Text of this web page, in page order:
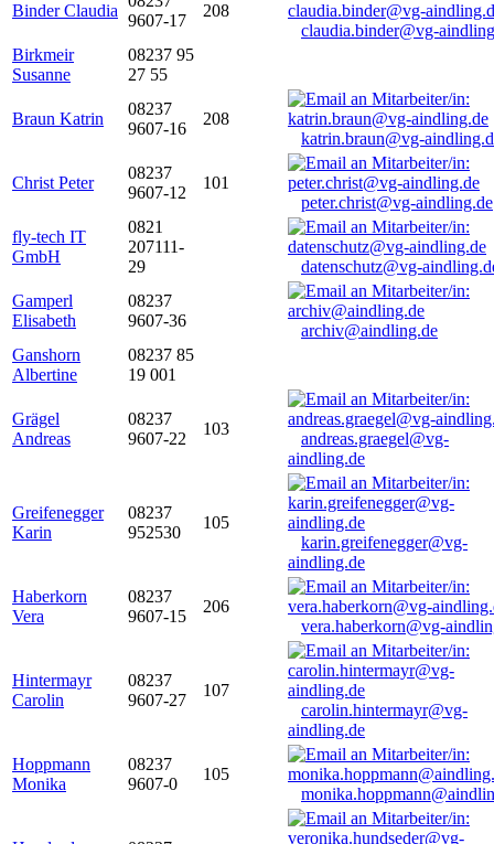
Binder Claudia
9607-17
208
claudia.binder@vg-
Birkmeir
Susanne
08237 95
27 55
Braun Katrin
08237
9607-16
208
katrin.braun@vg-
Christ Peter
08237
9607-12
101
peter.christ@vg-aindling.de
fly-tech IT
GmbH
0821
207111-
29
datenschutz@vg-
Gamperl
Elisabeth
08237
9607-36
archiv@aindling.de
Ganshorn
Albertine
08237 85
19 001
Grägel
Andreas
08237
9607-22
103
andreas.graegel@vg-
aindling.de
Greifenegger
Karin
08237
952530
105
karin.greifenegger@vg-
aindling.de
Haberkorn
Vera
08237
9607-15
206
vera.haberkorn@vg-
Hintermayr
Carolin
08237
9607-27
107
carolin.hintermayr@vg-
aindling.de
Hoppmann
Monika
08237
9607-0
105